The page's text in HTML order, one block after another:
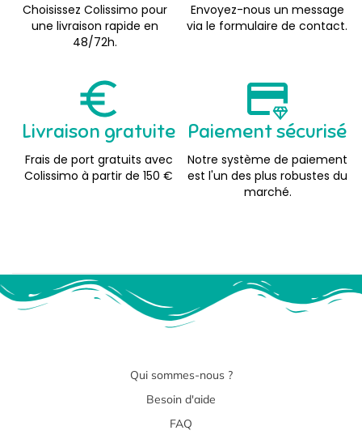
Choisissez Colissimo pour
une livraison rapide en
48/72h.
Envoyez-nous un message
via le formulaire de contact.
Livraison gratuite
Frais de port gratuits avec
Colissimo à partir de 150 €
Paiement sécurisé
Notre système de paiement
est l'un des plus robustes du
marché.
Qui sommes-nous ?
Besoin d'aide
FAQ